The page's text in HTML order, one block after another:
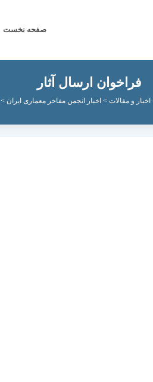
صفحه نخست
فراخوان ارسال آثار
اخبار و مقالات > اخبار انجمن مفاخر معماری ایران >